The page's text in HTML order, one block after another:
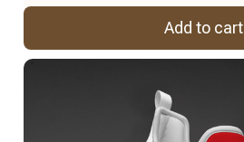
Add to cart